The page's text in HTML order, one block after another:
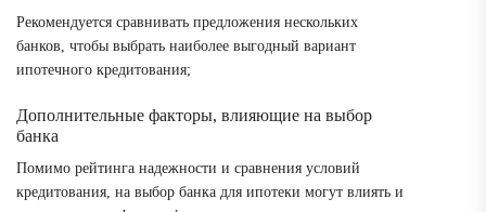
Рекомендуется сравнивать предложения нескольких
банков, чтобы выбрать наиболее выгодный вариант
ипотечного кредитования;
Дополнительные факторы, влияющие на выбор
банка
Помимо рейтинга надежности и сравнения условий
кредитования, на выбор банка для ипотеки могут влиять и